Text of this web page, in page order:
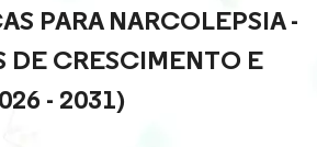
PARA NARCOLEPSIA -
DE CRESCIMENTO E
- 2031)